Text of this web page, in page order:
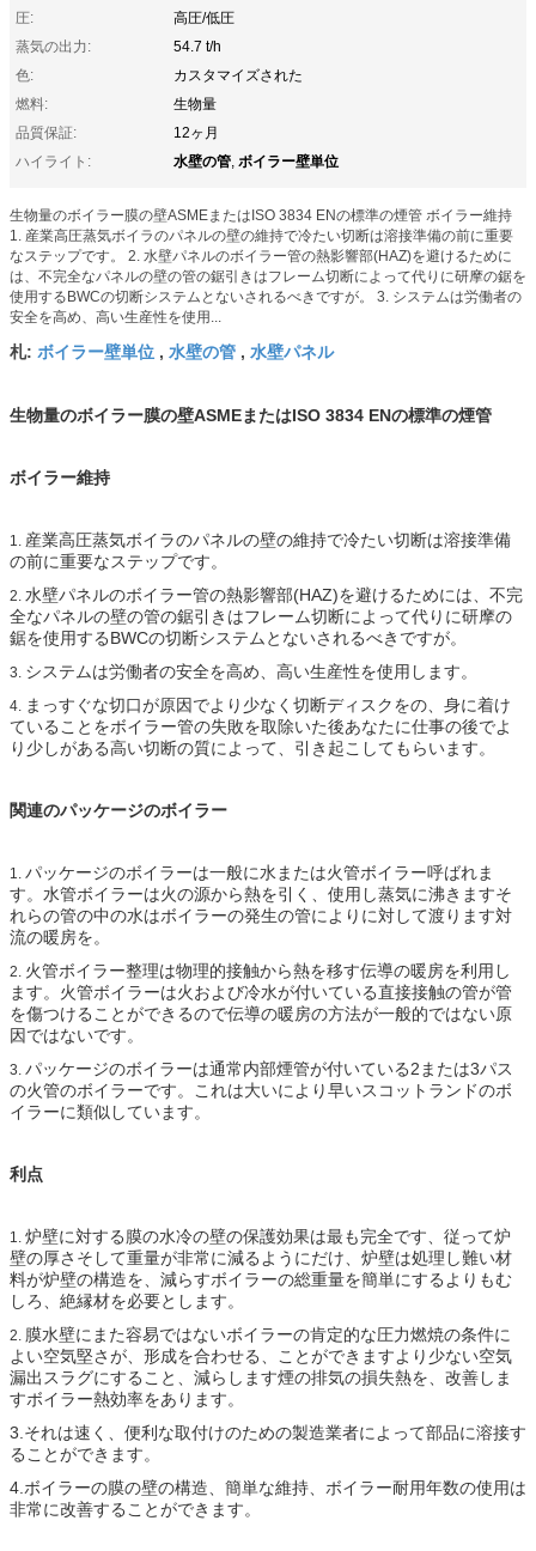
圧:
高圧/低圧
蒸気の出力:
54.7 t/h
色:
カスタマイズされた
燃料:
生物量
品質保証:
12ヶ月
ハイライト:
水壁の管, ボイラー壁単位
生物量のボイラー膜の壁ASMEまたはISO 3834 ENの標準の煙管 ボイラー維持
1. 産業高圧蒸気ボイラのパネルの壁の維持で冷たい切断は溶接準備の前に重要
なステップです。 2. 水壁パネルのボイラー管の熱影響部(HAZ)を避けるために
は、不完全なパネルの壁の管の鋸引きはフレーム切断によって代りに研摩の鋸を
使用するBWCの切断システムとないされるべきですが。 3. システムは労働者の
安全を高め、高い生産性を使用...
札: ボイラー壁単位 , 水壁の管 , 水壁パネル
生物量のボイラー膜の壁ASMEまたはISO 3834 ENの標準の煙管
ボイラー維持
1. 産業高圧蒸気ボイラのパネルの壁の維持で冷たい切断は溶接準備
の前に重要なステップです。
2. 水壁パネルのボイラー管の熱影響部(HAZ)を避けるためには、不完
全なパネルの壁の管の鋸引きはフレーム切断によって代りに研摩の
鋸を使用するBWCの切断システムとないされるべきですが。
3. システムは労働者の安全を高め、高い生産性を使用します。
4. まっすぐな切口が原因でより少なく切断ディスクをの、身に着け
ていることをボイラー管の失敗を取除いた後あなたに仕事の後でよ
り少しがある高い切断の質によって、引き起こしてもらいます。
関連のパッケージのボイラー
1. パッケージのボイラーは一般に水または火管ボイラー呼ばれま
す。水管ボイラーは火の源から熱を引く、使用し蒸気に沸きますそ
れらの管の中の水はボイラーの発生の管によりに対して渡ります対
流の暖房を。
2. 火管ボイラー整理は物理的接触から熱を移す伝導の暖房を利用し
ます。火管ボイラーは火および冷水が付いている直接接触の管が管
を傷つけることができるので伝導の暖房の方法が一般的ではない原
因ではないです。
3. パッケージのボイラーは通常内部煙管が付いている2または3パス
の火管のボイラーです。これは大いにより早いスコットランドのボ
イラーに類似しています。
利点
1. 炉壁に対する膜の水冷の壁の保護効果は最も完全です、従って炉
壁の厚さそして重量が非常に減るようにだけ、炉壁は処理し難い材
料が炉壁の構造を、減らすボイラーの総重量を簡単にするよりもむ
しろ、絶縁材を必要とします。
2. 膜水壁にまた容易ではないボイラーの肯定的な圧力燃焼の条件に
よい空気堅さが、形成を合わせる、ことができますより少ない空気
漏出スラグにすること、減らします煙の排気の損失熱を、改善しま
すボイラー熱効率をあります。
3.それは速く、便利な取付けのための製造業者によって部品に溶接す
ることができます。
4.ボイラーの膜の壁の構造、簡単な維持、ボイラー耐用年数の使用は
非常に改善することができます。